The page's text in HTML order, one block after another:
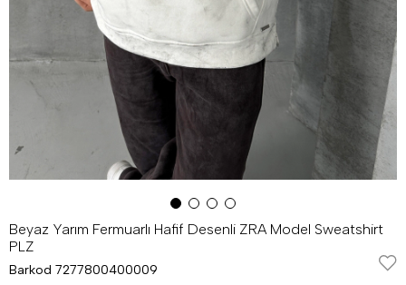
Beyaz Yarım Fermuarlı Hafif Desenli ZRA Model Sweatshirt
PLZ
Barkod 7277800400009